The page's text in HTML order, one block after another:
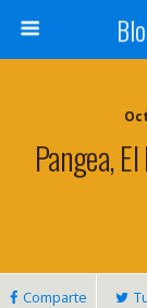
Pangea,
Comparte